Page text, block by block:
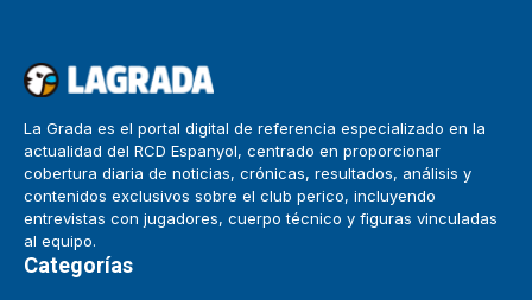
La Grada es el portal digital de referencia especializado en la
actualidad del RCD Espanyol, centrado en proporcionar
cobertura diaria de noticias, crónicas, resultados, análisis y
contenidos exclusivos sobre el club perico, incluyendo
entrevistas con jugadores, cuerpo técnico y figuras vinculadas
al equipo.
Categorías